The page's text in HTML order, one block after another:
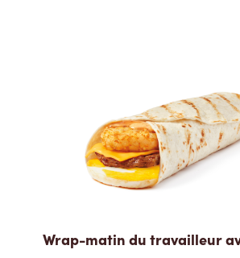
Wrap-matin du travailleur